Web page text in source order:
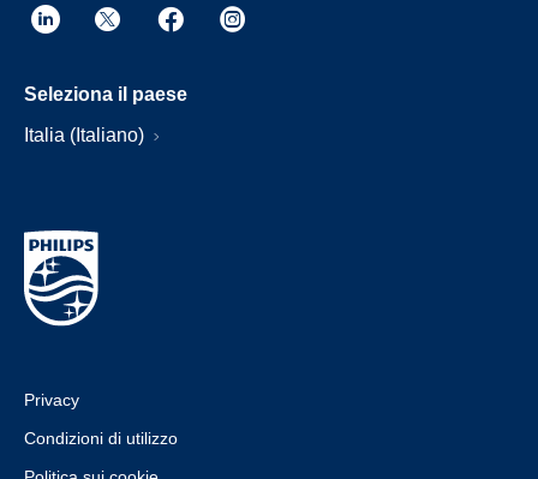
Seleziona il paese
Italia (Italiano)
Privacy
Condizioni di utilizzo